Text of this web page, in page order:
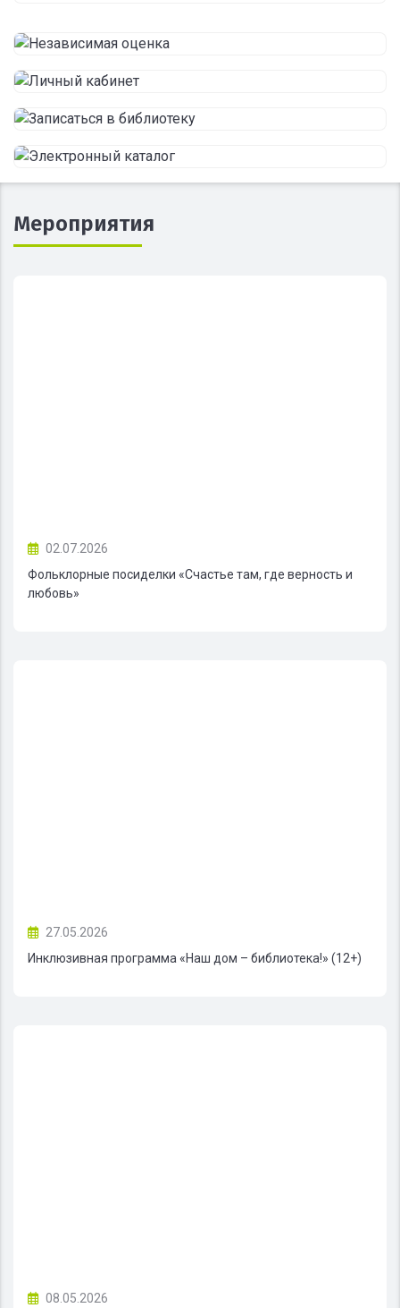
Мероприятия
02.07.2026
Фольклорные посиделки «Счастье там, где верность и
любовь»
27.05.2026
Инклюзивная программа «Наш дом – библиотека!» (12+)
08.05.2026